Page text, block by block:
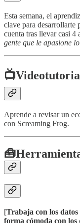
Esta semana, el
clave para desarrollarte
cuenta tras llevar casi 4
gente que le apasione
📺
Aprende a revisar un
con Screaming Frog.
🧰
[Trabaja con los
forma cómoda con los